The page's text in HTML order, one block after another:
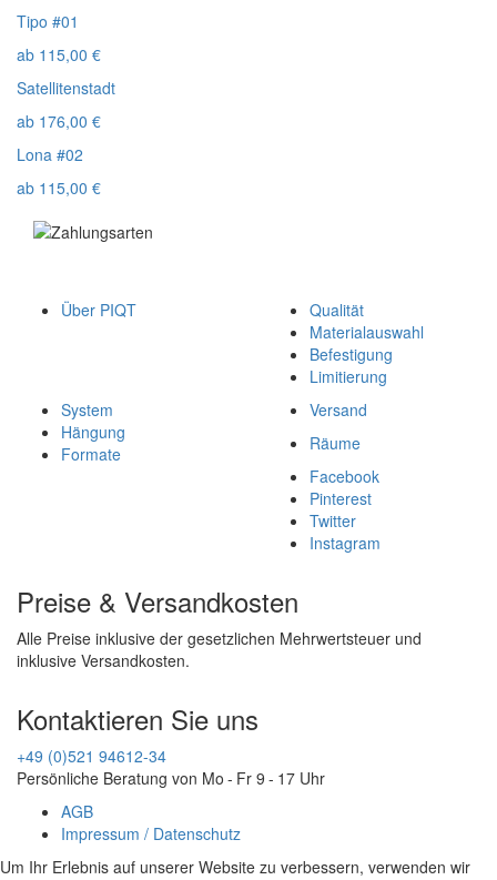
Tipo #01
ab 115,00 €
Satellitenstadt
ab 176,00 €
Lona #02
ab 115,00 €
Über PIQT
Qualität
Materialauswahl
Befestigung
Limitierung
System
Hängung
Formate
Versand
Räume
Facebook
Pinterest
Twitter
Instagram
Preise & Versandkosten
Alle Preise inklusive der gesetzlichen Mehrwertsteuer und
inklusive Versandkosten.
Kontaktieren Sie uns
+49 (0)521 94612-34
Persönliche Beratung von Mo - Fr 9 - 17 Uhr
AGB
Impressum / Datenschutz
Um Ihr Erlebnis auf unserer Website zu verbessern, verwenden wir